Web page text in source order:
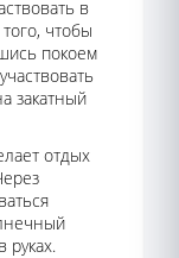
в
чтобы
покоем
закатный
отдых
руках.